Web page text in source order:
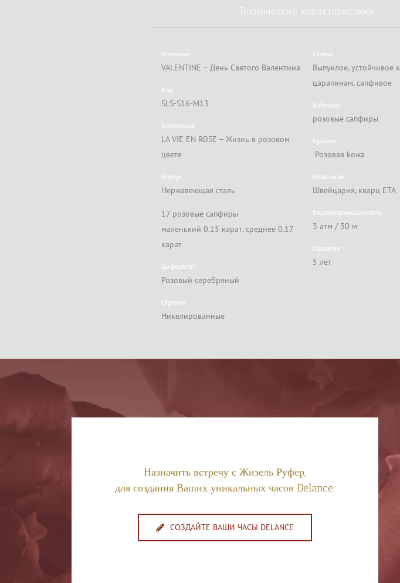
Название
VALENTINE – День Святого Валентина
Код
SLS-S16-M13
Коллекция
LA VIE EN ROSE – Жизнь в розовом
цвете
Корпус
Нержавеющая сталь
17 розовые сапфиры
маленький 0.15 карат, среднее 0.17
карат
Циферблат
Розовый серебряный
Стрелки
Никелированные
Стекло
Выпуклое, устойчивое к
царапинам, сапфивое
Кабошон
розовые сапфиры
Браслет
Розовая kожа
Механизм
Швейцария, кварц ETA
Водонепроницаемость
3 атм / 30 м
Гарантия
5 лет
Назначить встречу с Жизель Руфер,
для создания Ваших уникальных часов Delance.
СОЗДАЙТЕ ВАШИ ЧАСЫ DELANCE